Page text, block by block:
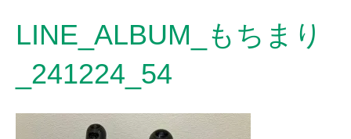
LINE_ALBUM_もちまり
_241224_54